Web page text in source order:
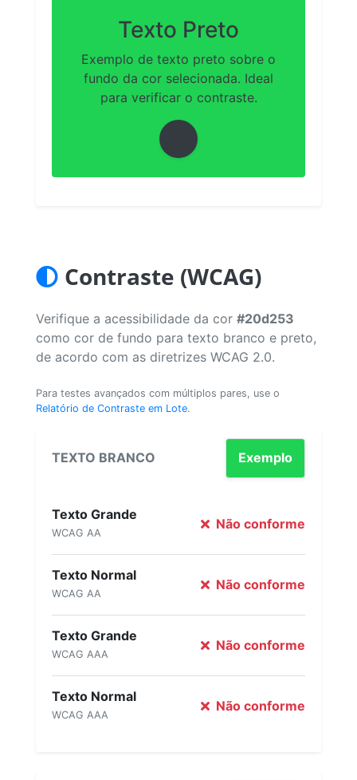
Texto Preto
Exemplo de texto preto sobre o
fundo da cor selecionada. Ideal
para verificar o contraste.
Contraste (WCAG)
Verifique a acessibilidade da cor #20d253
como cor de fundo para texto branco e preto,
de acordo com as diretrizes WCAG 2.0.
Para testes avançados com múltiplos pares, use o
Relatório de Contraste em Lote.
TEXTO BRANCO Exemplo
Texto Grande
WCAG AA
Não conforme
Texto Normal
WCAG AA
Não conforme
Texto Grande
WCAG AAA
Não conforme
Texto Normal
WCAG AAA
Não conforme